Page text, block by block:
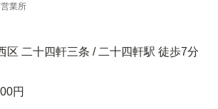
業所
区 二十四軒三条 / 二十四軒駅 徒歩7分
円